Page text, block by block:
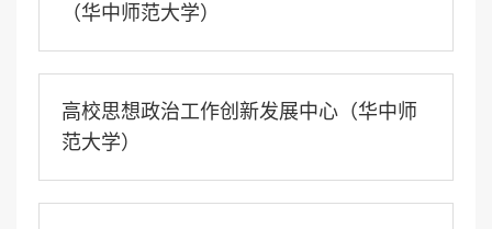
（华中师范大学）
高校思想政治工作创新发展中心（华中师
范大学）